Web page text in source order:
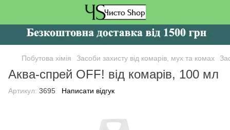
Побутова хімія Засоби захисту від комарів, мух та комах
Аква-спрей OFF! від комарів, 100 мл
Артикул: 3695 Написати відгук